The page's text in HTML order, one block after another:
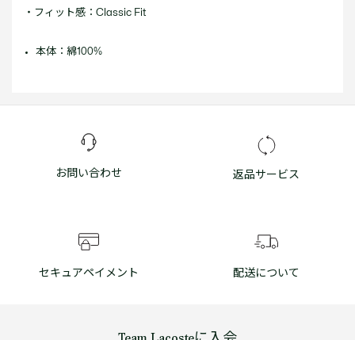
・フィット感：Classic Fit
本体：綿100%
お問い合わせ 返品サービス
セキュアペイメント 配送について